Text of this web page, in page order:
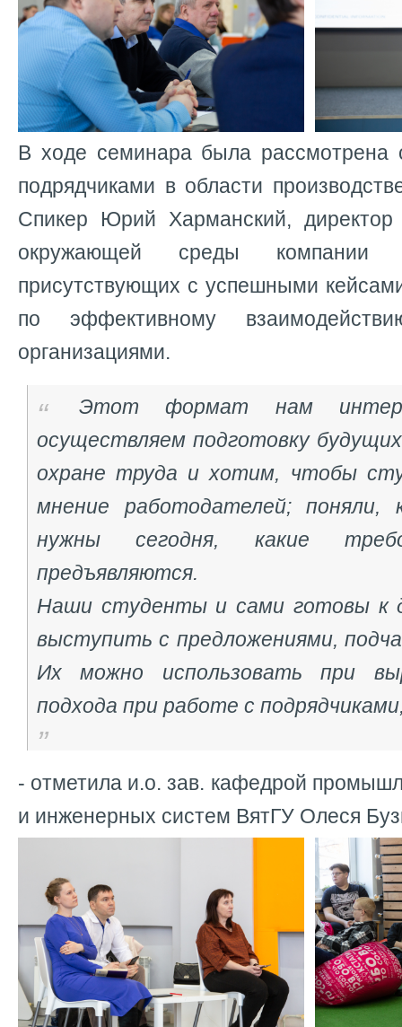
В ходе семинара была рассмотрена
подрядчиками в области
Спикер Юрий Харманский,
окружающей среды компании
присутствующих с успешными
по эффективному
организациями.
Этот формат нам
осуществляем подготовку
охране труда и хотим, чтобы
мнение работодателей; поняли,
нужны сегодня, какие
предъявляются.
Наши студенты и сами готовы к
выступить с предложениями,
Их можно использовать при
подхода при работе с
- отметила и.о. зав. кафедрой
и инженерных систем ВятГУ Олеся